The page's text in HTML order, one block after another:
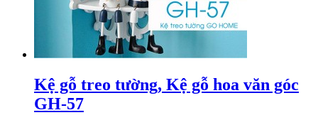
Kệ gỗ treo tường, Kệ gỗ hoa văn góc
GH-57